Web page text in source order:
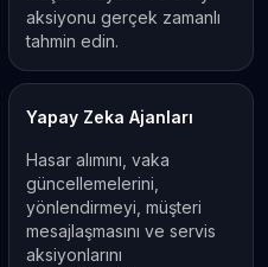
aksiyonu gerçek zamanlı
tahmin edin.
Yapay Zeka Ajanları
Hasar alımını, vaka
güncellemelerini,
yönlendirmeyi, müşteri
mesajlaşmasını ve servis
aksiyonlarını